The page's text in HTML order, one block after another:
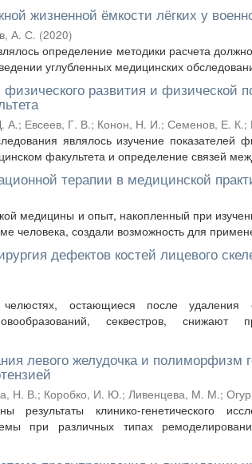
жизненной ёмкости лёгких у
А. С. (2020)
определение методики расчета
углубленных медицинских
развития и физической
А.; Евсеев, Г. В.; Конон, Н. И.; Семенов, Е. К.;
являлось изучение показателей
факультета и определение связей
терапии в медицинской
медицины и опыт, накопленный при
человека, создали возможность для
дефектов костей лицевого
остающиеся после удаления
секвестров,
левого желудочка и полиморфизм
Н. В.; Коробко, И. Ю.; Ливенцева, М. М.;
результаты клинико-генетического
при различных типах